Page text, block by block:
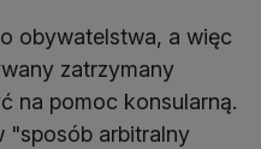
obywatelstwa, a więc
zatrzymany
na pomoc konsularną.
"sposób arbitralny